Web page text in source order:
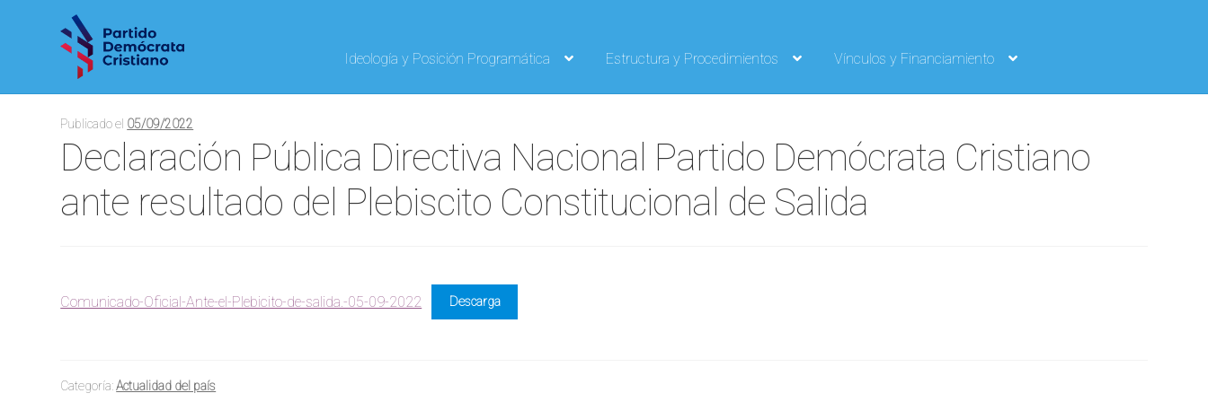
Ideología y Posición Programática Estructura y Procedimientos Vínculos y Financiamiento
Publicado el 05/09/2022
Declaración Pública Directiva Nacional Partido Demócrata Cristiano
ante resultado del Plebiscito Constitucional de Salida
Comunicado-Oficial-Ante-el-Plebicito-de-salida.-05-09-2022 Descarga
Categoría:Actualidad del país